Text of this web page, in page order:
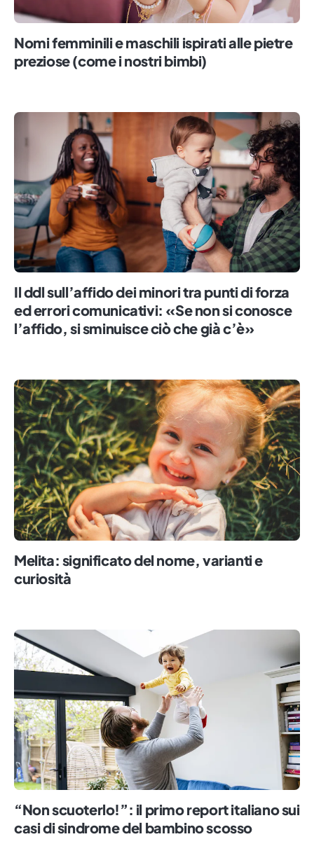
Nomi femminili e maschili ispirati alle pietre
preziose (come i nostri bimbi)
Il ddl sull’affido dei minori tra punti di forza
ed errori comunicativi: «Se non si conosce
l’affido, si sminuisce ciò che già c’è»
Melita: significato del nome, varianti e
curiosità
“Non scuoterlo!”: il primo report italiano sui
casi di sindrome del bambino scosso